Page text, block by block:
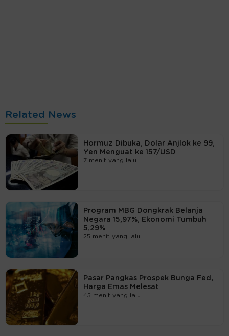
Related News
Hormuz Dibuka, Dolar Anjlok ke 99,
Yen Menguat ke 157/USD
7 menit yang lalu
Program MBG Dongkrak Belanja
Negara 15,97%, Ekonomi Tumbuh
5,29%
25 menit yang lalu
Pasar Pangkas Prospek Bunga Fed,
Harga Emas Melesat
45 menit yang lalu